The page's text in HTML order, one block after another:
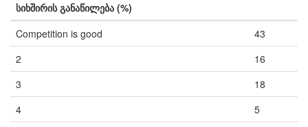
სიხშირის განაწილება (%)
Competition is good
43
2
16
3
18
4
5